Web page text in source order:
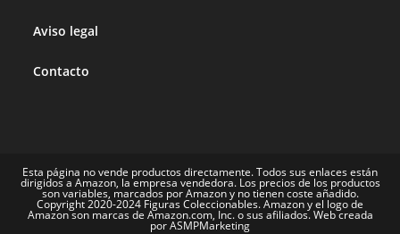
Aviso legal
Contacto
Esta página no vende productos directamente. Todos sus enlaces están
dirigidos a Amazon, la empresa vendedora. Los precios de los productos
son variables, marcados por Amazon y no tienen coste añadido.
Copyright 2020-2024 Figuras Coleccionables. Amazon y el logo de
Amazon son marcas de Amazon.com, Inc. o sus afiliados. Web creada
por ASMPMarketing